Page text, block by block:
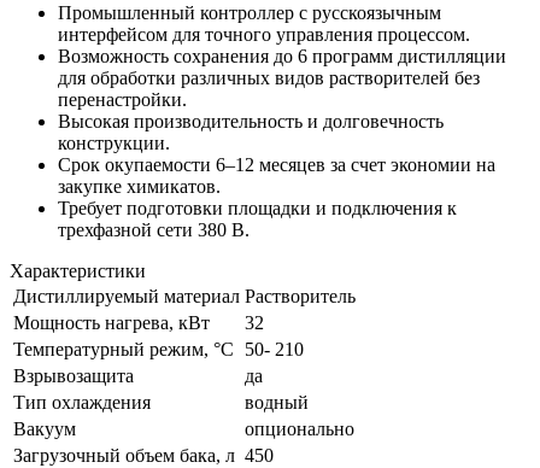
Промышленный контроллер с русскоязычным
интерфейсом для точного управления процессом.
Возможность сохранения до 6 программ дистилляции
для обработки различных видов растворителей без
перенастройки.
Высокая производительность и долговечность
конструкции.
Срок окупаемости 6–12 месяцев за счет экономии на
закупке химикатов.
Требует подготовки площадки и подключения к
трехфазной сети 380 В.
Характеристики
Дистиллируемый материал Растворитель
Мощность нагрева, кВт
32
Температурный режим, °C
50- 210
Взрывозащита
да
Тип охлаждения
водный
Вакуум
опционально
Загрузочный объем бака, л 450